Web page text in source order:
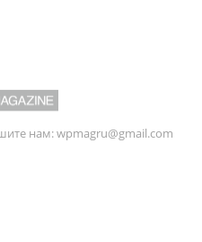
нам:wpmagru@gmail.com